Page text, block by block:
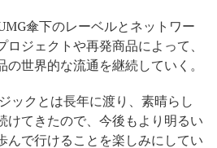
傘下のレーベルとネットワー
ジェクトや再発商品によって、
世界的な流通を継続していく。
ックとは長年に渡り、素晴らし
けてきたので、今後もより明るい
んで行けることを楽しみにしてい